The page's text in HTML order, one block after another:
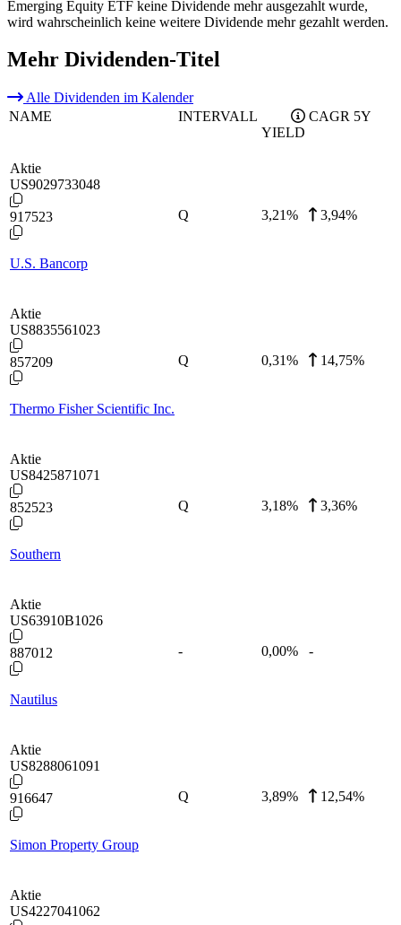
Emerging Equity ETF keine Dividende mehr ausgezahlt wurde,
wird wahrscheinlich keine weitere Dividende mehr gezahlt werden.
Mehr Dividenden-Titel
Alle Dividenden im Kalender
NAME
INTERVALL
YIELD
CAGR 5Y
Aktie
US9029733048
917523
U.S. Bancorp
Q 3,21% 3,94%
Aktie
US8835561023
857209
Thermo Fisher Scientific Inc.
Q 0,31% 14,75%
Aktie
US8425871071
852523
Southern
Q 3,18% 3,36%
Aktie
US63910B1026
887012
Nautilus
- 0,00% -
Aktie
US8288061091
916647
Simon Property Group
Q 3,89% 12,54%
Aktie
US4227041062